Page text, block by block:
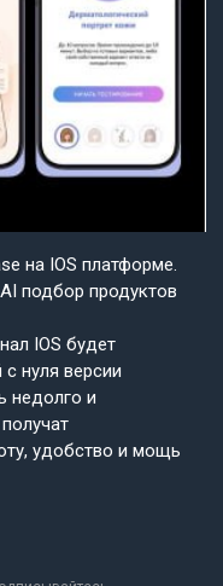
на IOS платформе.
подбор продуктов
IOS будет
нуля версии
недолго и
удобство и мощь